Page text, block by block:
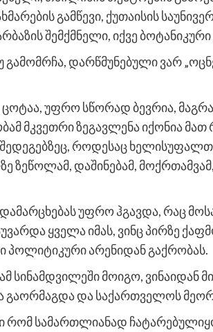
გამწევი, ქუთაისის
შემქმნელი, იქვე
დარწმუნებული ვარ
უფრო სწორად ბევრია,
მკვეთრი ზეგავლენა იქონია მათ
როდესაც
ზეწოლამ, დაშინებამ,
დამარცხებას უფრო ჰგავდა, რაც
ყველა იმას, ვინც პირზე
პოლიტიკური არენიდან გაქრობას.
სინამდვილეში მოიგო, ვინაიდან
და საქართველოს
რომ სამართლიანად